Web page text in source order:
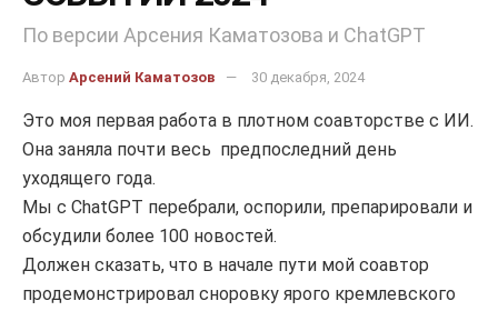
По версии Арсения Каматозова и ChatGPT
Автор Арсений Каматозов 30 декабря, 2024
Это моя первая работа в плотном соавторстве с ИИ.
Она заняла почти весь предпоследний день
уходящего года.
Мы с ChatGPT перебрали, оспорили, препарировали и
обсудили более 100 новостей.
Должен сказать, что в начале пути мой соавтор
продемонстрировал сноровку ярого кремлевского